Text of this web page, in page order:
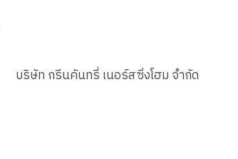
บริษัท กรีนคันทรี่ เนอร์สซิ่งโฮม จำกัด